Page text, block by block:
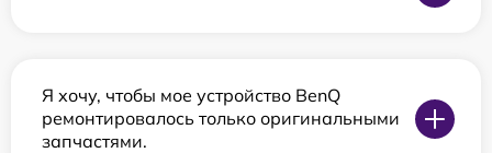
Я хочу, чтобы мое устройство BenQ
ремонтировалось только оригинальными
запчастями.